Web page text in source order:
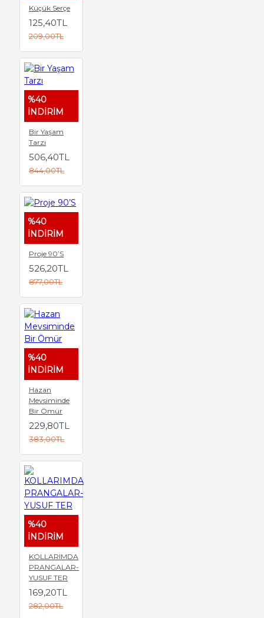
Küçük Serçe
125,40TL
209,00TL
%40
İNDİRİM
Bir Yaşam
Tarzı
506,40TL
844,00TL
%40
İNDİRİM
Proje 90’S
526,20TL
877,00TL
%40
İNDİRİM
Hazan
Mevsiminde
Bir Ömür
229,80TL
383,00TL
%40
İNDİRİM
KOLLARIMDA
PRANGALAR-
YUSUF TER
169,20TL
282,00TL